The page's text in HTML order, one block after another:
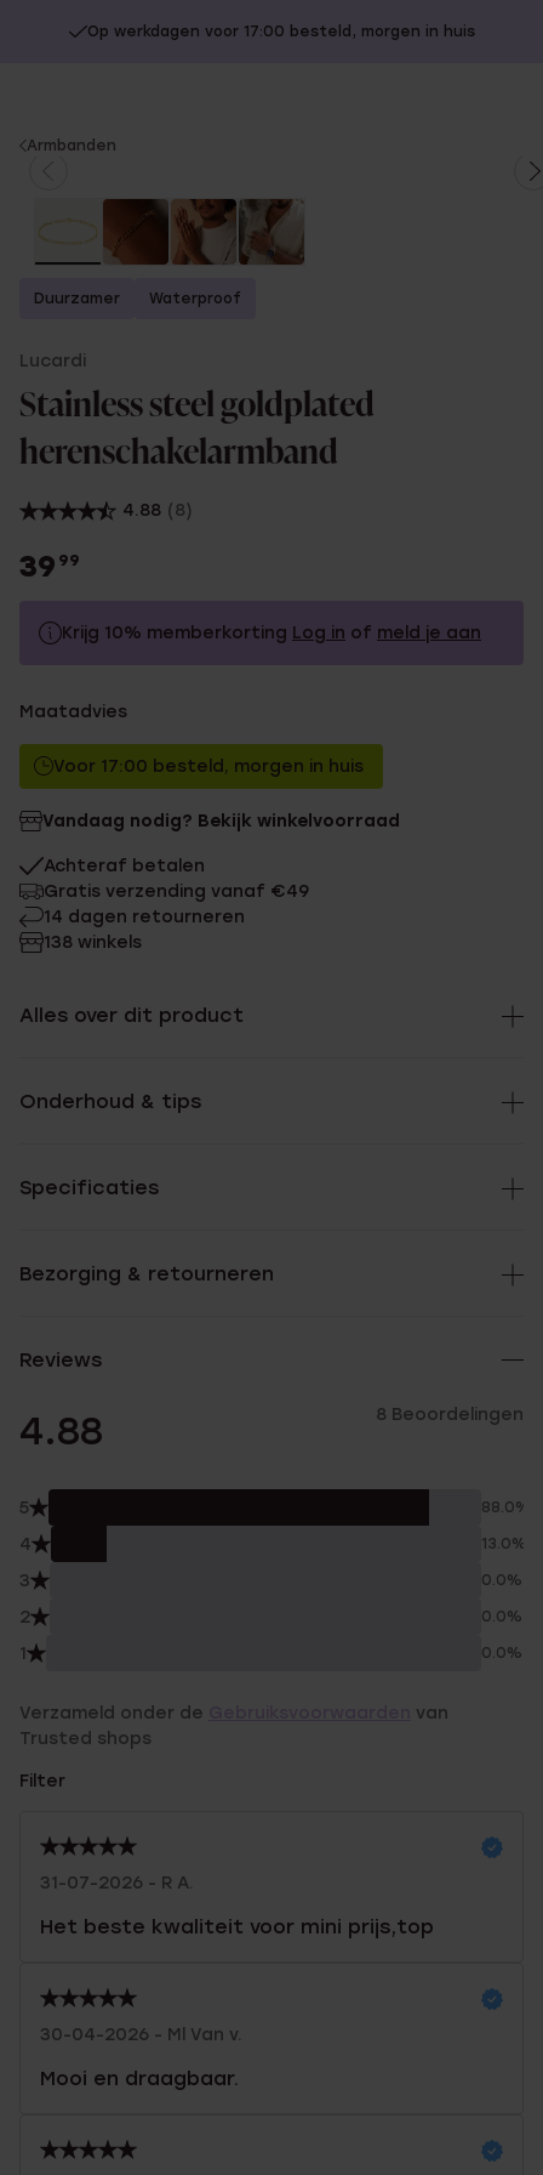
Op werkdagen voor 17:00 besteld, morgen in huis
You
Armbanden
Duurzamer Waterproof
Lucardi
Stainless steel goldplated
herenschakelarmband
4.88 (8)
39 99
Krijg 10% memberkorting Log in of meld je aan
Zonder memberkorting
Maatadvies
Voor 17:00 besteld, morgen in huis
Vandaag nodig? Bekijk winkelvoorraad
Achteraf betalen
Gratis verzending vanaf €49
14 dagen retourneren
138 winkels
Alles over dit product
Onderhoud & tips
Specificaties
Bezorging & retourneren
Reviews
4.88 8 Beoordelingen
5 88.0%
4 13.0%
3 0.0%
2 0.0%
1 0.0%
Verzameld onder de
van
Trusted shops
Filter
31-07-2026 - R A.
Het beste kwaliteit voor mini prijs,top
30-04-2026 - Ml Van v.
Mooi en draagbaar.